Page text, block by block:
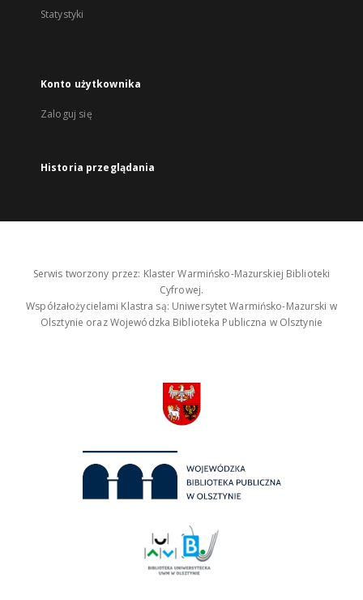
Statystyki
Konto użytkownika
Zaloguj się
Historia przeglądania
Serwis tworzony przez: Klaster Warmińsko-Mazurskiej Biblioteki
Cyfrowej.
Współzałożycielami Klastra są: Uniwersytet Warmińsko-Mazurski w
Olsztynie oraz Wojewódzka Biblioteka Publiczna w Olsztynie